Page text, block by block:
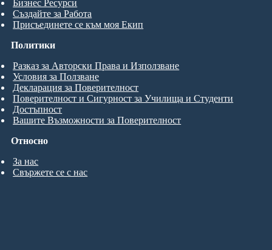
Бизнес Ресурси
Създайте за Работа
Присъединете се към моя Екип
Относно
За нас
Свържете се с нас
Политики
Разказ за Авторски Права и Използване
Условия за Ползване
Декларация за Поверителност
Поверителност и Сигурност за Училища и Студенти
Достъпност
Вашите Възможности за Поверителност